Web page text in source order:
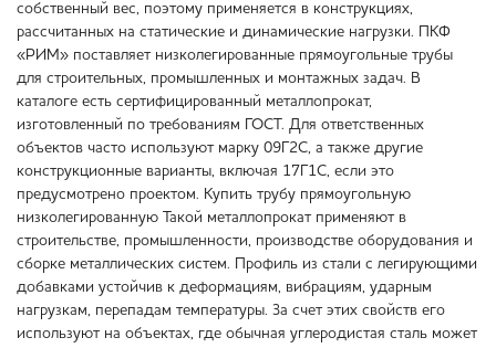
собственный вес, поэтому применяется в конструкциях,
рассчитанных на статические и динамические нагрузки. ПКФ
«РИМ» поставляет низколегированные прямоугольные трубы
для строительных, промышленных и монтажных задач. В
каталоге есть сертифицированный металлопрокат,
изготовленный по требованиям ГОСТ. Для ответственных
объектов часто используют марку 09Г2С, а также другие
конструкционные варианты, включая 17Г1С, если это
предусмотрено проектом. Купить трубу прямоугольную
низколегированную Такой металлопрокат применяют в
строительстве, промышленности, производстве оборудования и
сборке металлических систем. Профиль из стали с легирующими
добавками устойчив к деформациям, вибрациям, ударным
нагрузкам, перепадам температуры. За счет этих свойств его
используют на объектах, где обычная углеродистая сталь может